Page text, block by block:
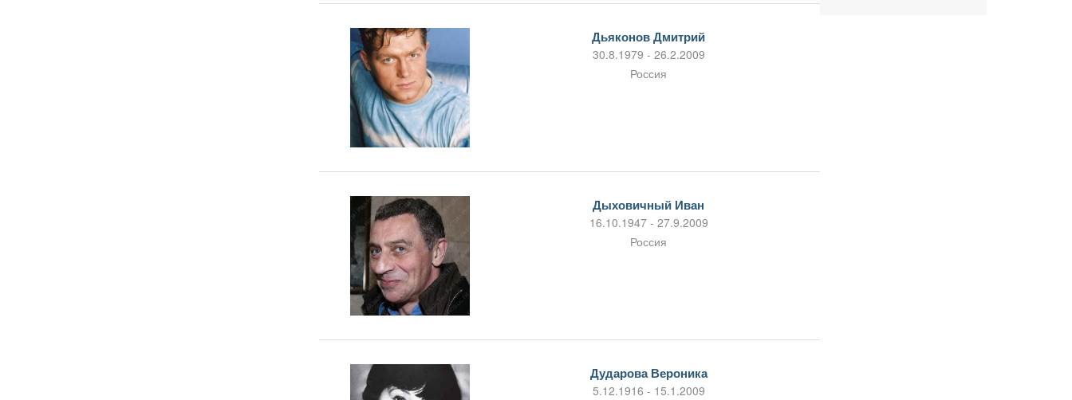
Дьяконов Дмитрий
30.8.1979 - 26.2.2009
Россия
Дыховичный Иван
16.10.1947 - 27.9.2009
Россия
Дударова Вероника
5.12.1916 - 15.1.2009